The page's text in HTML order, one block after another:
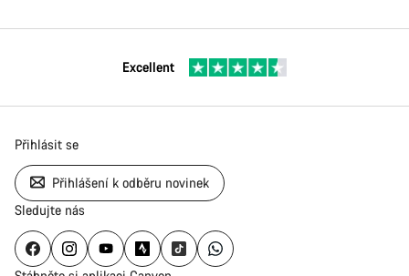
Excellent
Přihlásit se
Přihlášení k odběru novinek
Sledujte nás